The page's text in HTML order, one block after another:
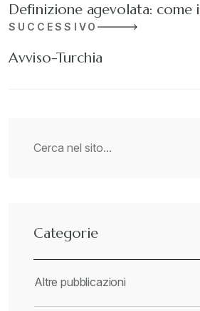
Definizione agevolata: come
SUCCESSIVO
Avviso-Turchia
Categorie
Altre pubblicazioni